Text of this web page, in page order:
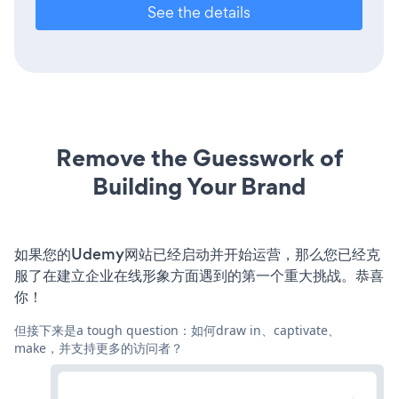
See the details
Remove the Guesswork of
Building Your Brand
如果您的Udemy网站已经启动并开始运营，那么您已经克
服了在建立企业在线形象方面遇到的第一个重大挑战。恭喜
你！
但接下来是a tough question：如何draw in、captivate、
make，并支持更多的访问者？